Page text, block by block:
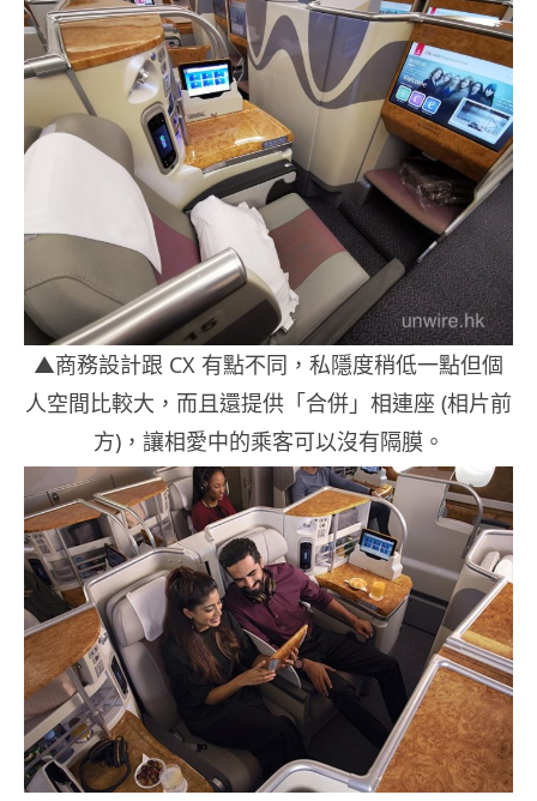
▲商務設計跟 CX 有點不同，私隱度稍低一點但個
人空間比較大，而且還提供「合併」相連座 (相片前
方)，讓相愛中的乘客可以沒有隔膜。